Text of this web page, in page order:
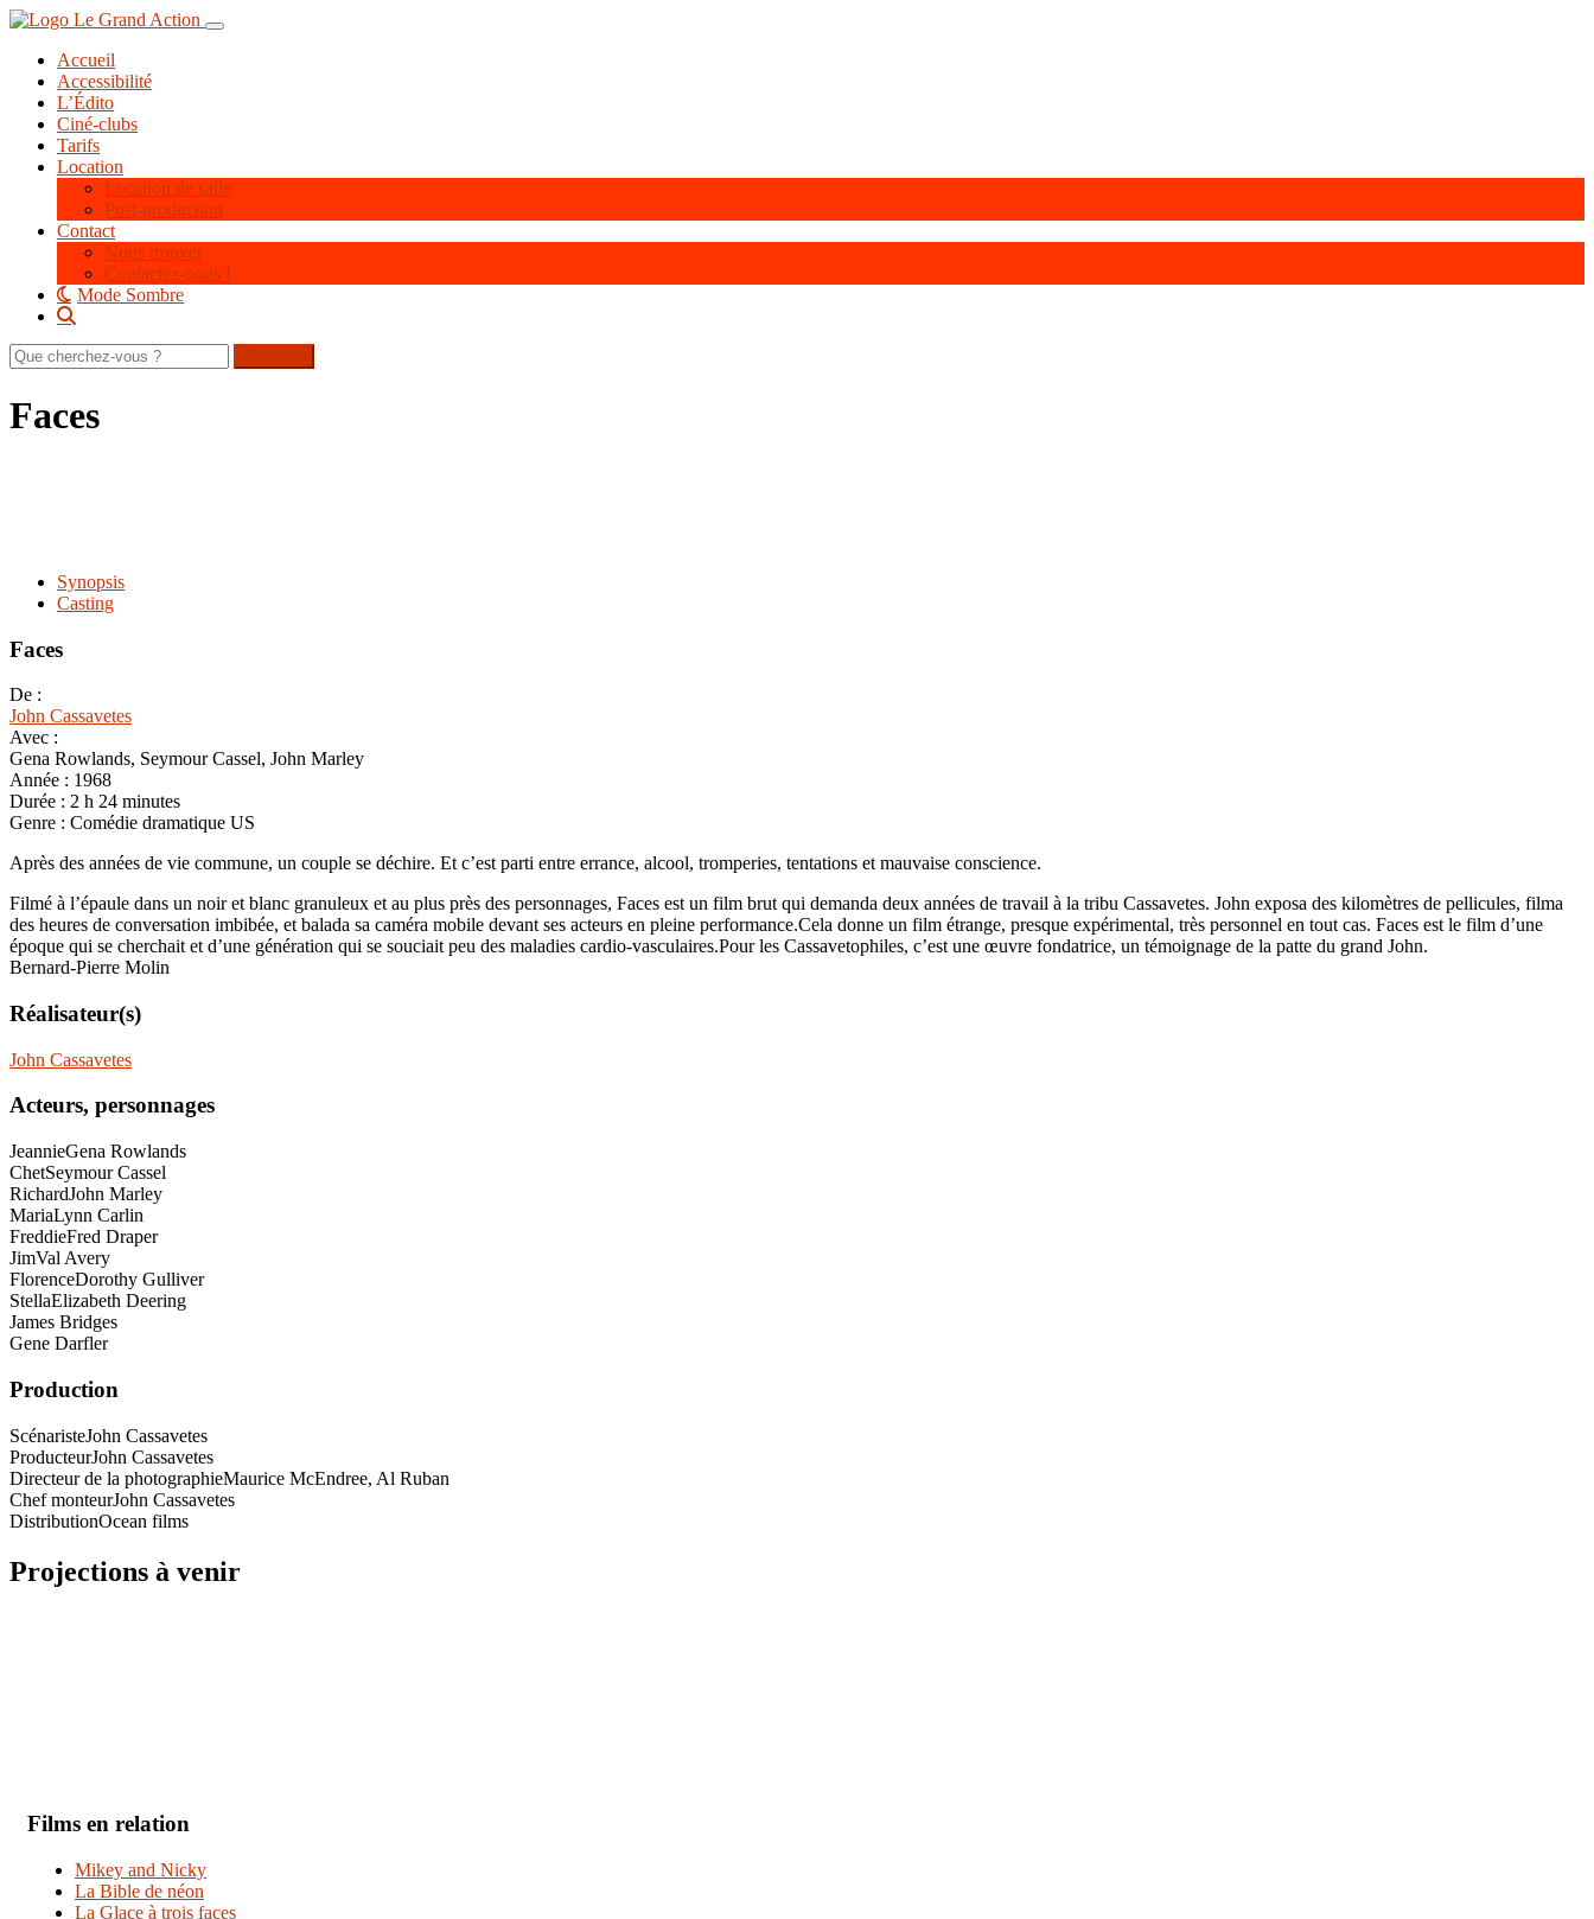
Aller
contenu
principal
Toggle navigation
Accueil
Accessibilité
L’Édito
Ciné-clubs
Tarifs
Location
Location de salle
Post-production
Contact
Nous trouver
Contactez-nous !
Mode Sombre
Rechercher
sur
site
Faces
Synopsis
Casting
Faces
De :
John Cassavetes
Avec :
Gena Rowlands, Seymour Cassel, John Marley
Année : 1968
Durée : 2 h 24 minutes
Genre : Comédie dramatique US
Après des années de vie commune, un couple se déchire. Et c’est parti entre errance, alcool, tromperies, tentations et mauvaise conscience.
Filmé à l’épaule dans un noir et blanc granuleux et au plus près des personnages, Faces est un film brut qui demanda deux années de travail à la tribu Cassavetes. John exposa des kilomètres de pellicules, filma
des heures de conversation imbibée, et balada sa caméra mobile devant ses acteurs en pleine performance.Cela donne un film étrange, presque expérimental, très personnel en tout cas. Faces est le film d’une
époque qui se cherchait et d’une génération qui se souciait peu des maladies cardio-vasculaires.Pour les Cassavetophiles, c’est une œuvre fondatrice, un témoignage de la patte du grand John.
Bernard-Pierre Molin
Réalisateur(s)
John Cassavetes
Acteurs, personnages
JeannieGena Rowlands
ChetSeymour Cassel
RichardJohn Marley
MariaLynn Carlin
FreddieFred Draper
JimVal Avery
FlorenceDorothy Gulliver
StellaElizabeth Deering
James Bridges
Gene Darfler
Production
ScénaristeJohn Cassavetes
ProducteurJohn Cassavetes
Directeur de la photographieMaurice McEndree, Al Ruban
Chef monteurJohn Cassavetes
DistributionOcean films
Projections à venir
Films en relation
Mikey and Nicky
La Bible de néon
La Glace à trois faces